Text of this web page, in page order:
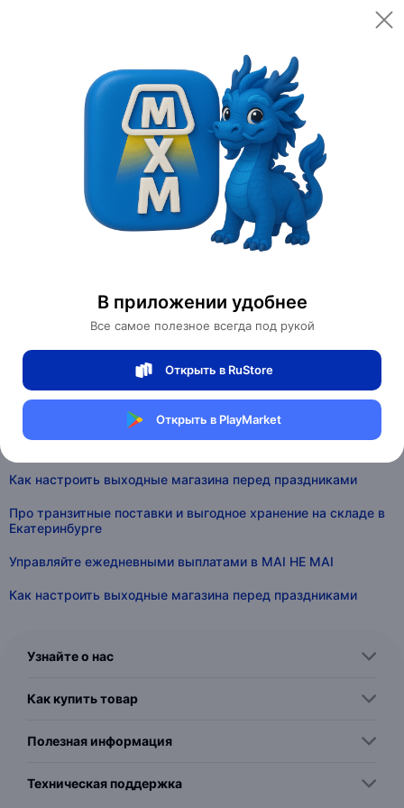
В приложении удобнее
Все самое полезное всегда под рукой
Открыть в RuStore
Открыть в PlayMarket
Помощь
Помощь
Мои заказы Возврат и отмена
Рекомендуемые темы
Управляйте ежедневными выплатами в MAI HE MAI
Как настроить выходные магазина перед праздниками
Про транзитные поставки и выгодное хранение на складе в
Екатеринбурге
Управляйте ежедневными выплатами в MAI HE MAI
Как настроить выходные магазина перед праздниками
Узнайте о нас
Как купить товар
Полезная информация
Техническая поддержка